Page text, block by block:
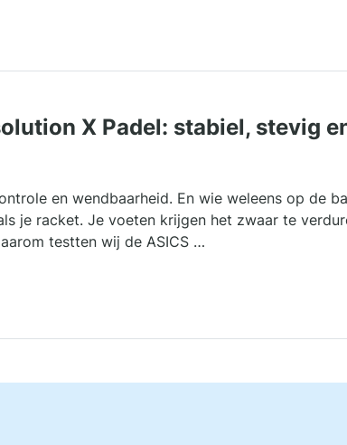
X Padel: stabiel, stevig
en wendbaarheid. En wie weleens op de
je racket. Je voeten krijgen het zwaar te
testten wij de ASICS …